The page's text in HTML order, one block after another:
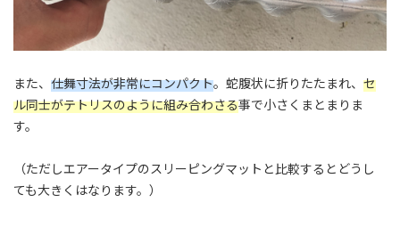
また、 仕舞寸法が非常にコンパクト。蛇腹状に折りたたまれ、 セ
ル同士がテトリスのように組み合わさる事で小さくまとまりま
す。
（ただしエアータイプのスリーピングマットと比較するとどうし
ても大きくはなります。）